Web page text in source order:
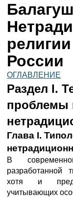
России
ОГЛАВЛЕНИЕ
Раздел I.
проблемы
Глава I.
В
разработанной
хотя и
учитывающих